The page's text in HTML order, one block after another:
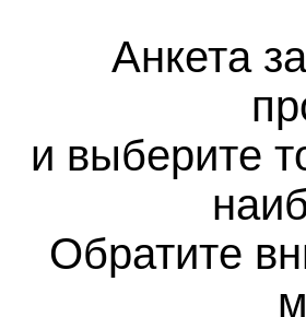
Анкета
и выберите
Обратите